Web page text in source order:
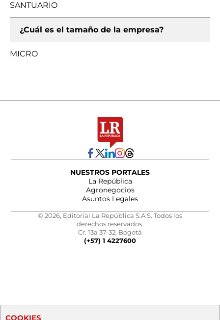
SANTUARIO
¿Cuál es el tamaño de la empresa?
MICRO
NUESTROS PORTALES
La República
Agronegocios
Asuntos Legales
© 2026, Editorial La República S.A.S. Todos los
derechos reservados.
Cr. 13a 37-32, Bogotá
(+57) 1 4227600
COOKIES